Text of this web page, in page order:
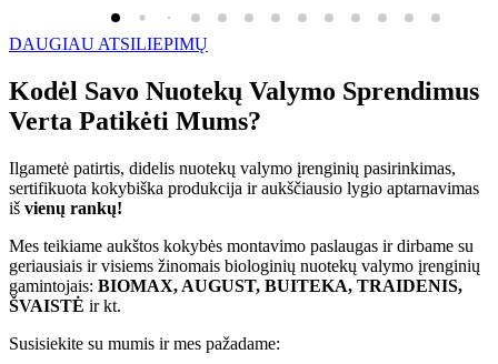
DAUGIAU ATSILIEPIMŲ
Kodėl Savo Nuotekų Valymo Sprendimus
Verta Patikėti Mums?
Ilgametė patirtis, didelis nuotekų valymo įrenginių pasirinkimas,
sertifikuota kokybiška produkcija ir aukščiausio lygio aptarnavimas
iš vienų rankų!
Mes teikiame aukštos kokybės montavimo paslaugas ir dirbame su
geriausiais ir visiems žinomais biologinių nuotekų valymo įrenginių
gamintojais: BIOMAX, AUGUST, BUITEKA, TRAIDENIS,
ŠVAISTĖ ir kt.
Susisiekite su mumis ir mes pažadame: